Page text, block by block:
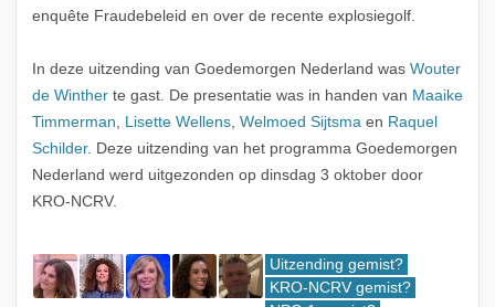
enquête Fraudebeleid en over de recente explosiegolf.
In deze uitzending van Goedemorgen Nederland was Wouter
de Wintherte gast. De presentatie was in handen van Maaike
Timmerman, Lisette Wellens, Welmoed Sijtsmaen Raquel
Schilder. Deze uitzending van het programma Goedemorgen
Nederland werd uitgezonden op dinsdag 3 oktober door
KRO-NCRV.
Uitzending gemist?
KRO-NCRV gemist?